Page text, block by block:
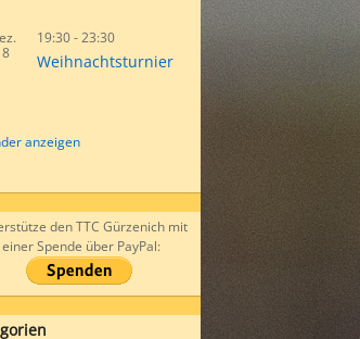
19:30-23:30
Weihnachtsturnier
anzeigen
den TTC Gürzenich mit
einer Spende über PayPal: